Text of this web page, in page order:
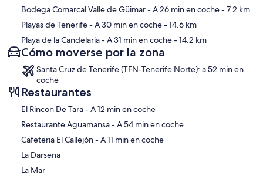
Bodega Comarcal Valle de Güimar- A 26 min en coche- 7.2 km
Playas de Tenerife- A 30 min en coche- 14.6 km
Playa de la Candelaria- A 31 min en coche- 14.2 km
Cómo moverse por la zona
Santa Cruz de Tenerife (TFN-Tenerife Norte): a 52 min en
coche
Restaurantes
‪El Rincon De Tara - ‬A 12 min en coche
‪Restaurante Aguamansa - ‬A 54 min en coche
‪Cafeteria El Callejón - ‬A 11 min en coche
La Darsena
La Mar